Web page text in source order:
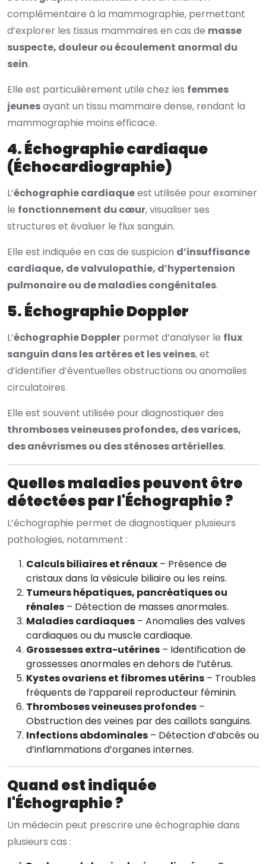
complémentaire à la mammographie, permettant
d’explorer les tissus mammaires en cas de masse
suspecte, douleur ou écoulement anormal du
sein.
Elle est particulièrement utile chez les femmes
jeunesayant un tissu mammaire dense, rendant la
mammographie moins efficace.
4. Échographie cardiaque
(Échocardiographie)
L’échographie cardiaqueest utilisée pour examiner
le fonctionnement du cœur, visualiser ses
structures et évaluer le flux sanguin.
Elle est indiquée en cas de suspicion d’insuffisance
cardiaque, de valvulopathie, d’hypertension
pulmonaire ou de maladies congénitales.
5. Échographie Doppler
L’échographie Doppler permet d’analyser le flux
sanguin dans les artères et les veines, et
d’identifier d’éventuelles obstructions ou anomalies
circulatoires.
Elle est souvent utilisée pour diagnostiquer des
thromboses veineuses profondes, des varices,
des anévrismes ou des sténoses artérielles.
Quelles maladies peuvent être
détectées par l'Échographie ?
L’échographie permet de diagnostiquer plusieurs
pathologies, notamment :
Calculs biliaires et rénaux – Présence de
cristaux dans la vésicule biliaire ou les reins.
Tumeurs hépatiques, pancréatiques ou
rénales – Détection de masses anormales.
Maladies cardiaques – Anomalies des valves
cardiaques ou du muscle cardiaque.
Grossesses extra-utérines – Identification de
grossesses anormales en dehors de l’utérus.
Kystes ovariens et fibromes utérins – Troubles
fréquents de l’appareil reproducteur féminin.
Thromboses veineuses profondes –
Obstruction des veines par des caillots sanguins.
Infections abdominales – Détection d’abcès ou
d’inflammations d’organes internes.
Quand est indiquée
l'Échographie ?
Un médecin peut prescrire une échographie dans
plusieurs cas :